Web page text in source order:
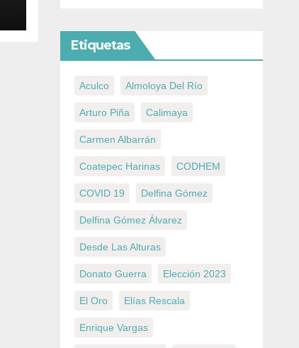
Etiquetas
Aculco Almoloya Del Río
Arturo Piña Calimaya
Carmen Albarrán
Coatepec Harinas CODHEM
COVID 19 Delfina Gómez
Delfina Gómez Álvarez
Desde Las Alturas
Donato Guerra Elección 2023
El Oro Elías Rescala
Enrique Vargas